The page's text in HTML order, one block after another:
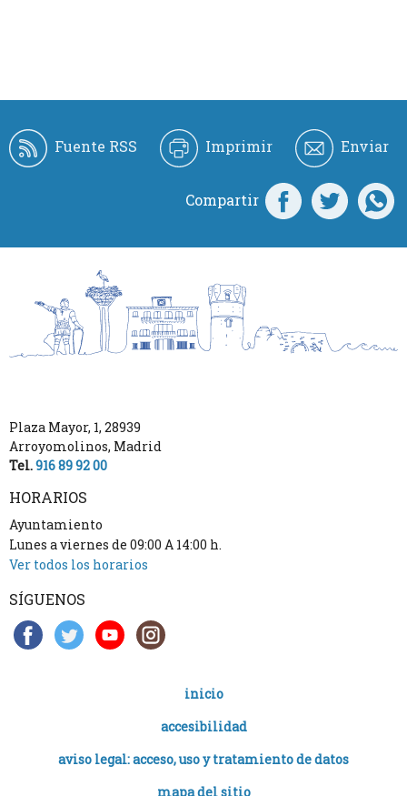
Fuente RSS Imprimir Enviar
Compartir
Plaza Mayor, 1, 28939
Arroyomolinos, Madrid
Tel.916 89 92 00
HORARIOS
Ayuntamiento
Lunes a viernes de 09:00 A 14:00 h.
Ver todos los horarios
SÍGUENOS
inicio
accesibilidad
aviso legal: acceso, uso y tratamiento de datos
mapa del sitio